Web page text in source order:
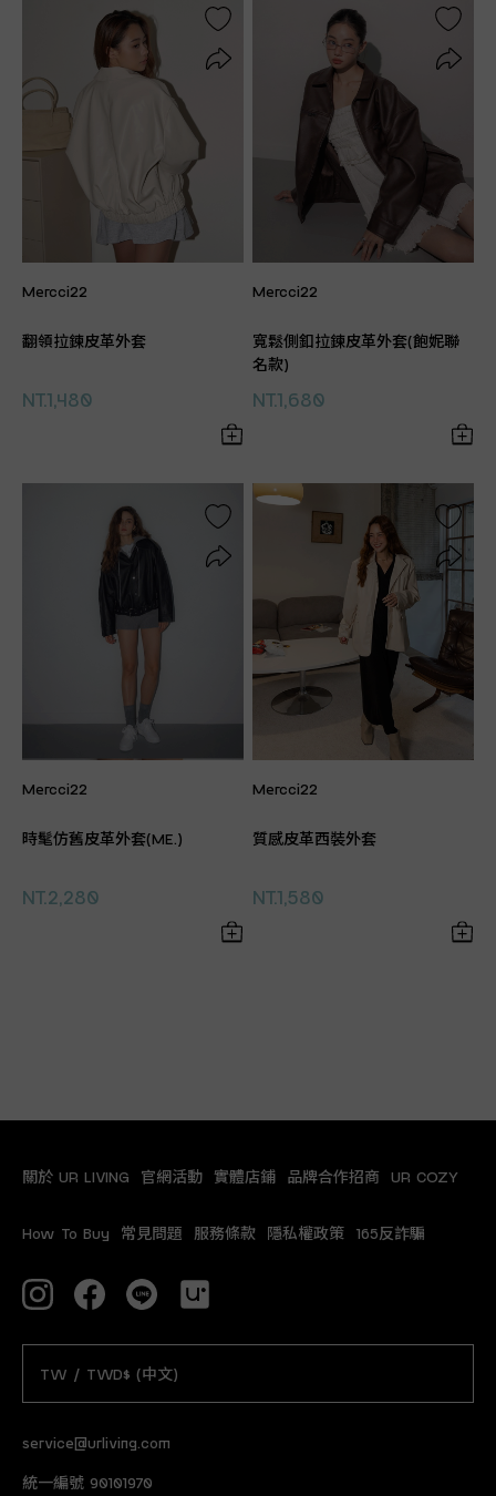
Mercci22
翻領拉鍊皮革外套
NT.1,480
Mercci22
寬鬆側釦拉鍊皮革外套(飽妮聯
名款)
NT.1,680
Mercci22
時髦仿舊皮革外套(ME.)
NT.2,280
Mercci22
質感皮革西裝外套
NT.1,580
service@urliving.com
統一編號 90101970
關於 UR LIVING 官網活動 實體店鋪 品牌合作招商 UR COZY
How To Buy 常見問題 服務條款 隱私權政策 165反詐騙
TW / TWD$ (中文)